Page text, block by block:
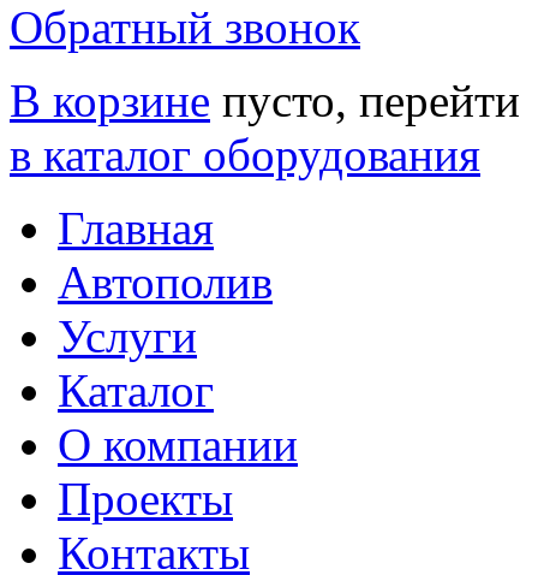
Обратный звонок
В корзине пусто, перейти
в каталог оборудования
Главная
Автополив
Услуги
Каталог
О компании
Проекты
Контакты